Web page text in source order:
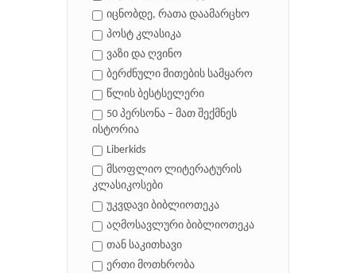
იცნობდე, რათა დაამარცხო
პოსტ კლასიკა
ვაზი და ღვინო
ბერძნული მითების სამყარო
წლის ბესტსელერი
50 პერსონა – მათ შექმნეს
ისტორია
Liberkids
მსოფლიო ლიტერატურის
კლასიკოსები
უკვდავი ბიბლიოთეკა
აღმოსავლური ბიბლიოთეკა
თან საკითხავი
ერთი მოთხრობა